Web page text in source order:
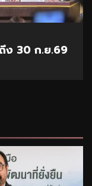
ง 30 ก.ย.69